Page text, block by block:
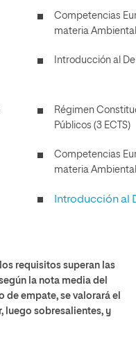
Competencias
materia
Introducción al
Régimen
Públicos (3 ECTS)
Competencias
materia
Introducción al
requisitos superan las
la nota media del
de empate, se valorará el
luego sobresalientes, y